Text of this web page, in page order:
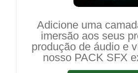
Adicione uma
imersão aos seus
produção de áudio e
nosso PACK SFX